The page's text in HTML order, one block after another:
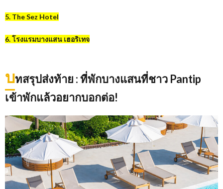
5. The Sez Hotel
6. โรงแรมบางแสน เฮอริเทจ
บทสรุปส่งท้าย : ที่พักบางแสนที่ชาว Pantip
เข้าพักแล้วอยากบอกต่อ!